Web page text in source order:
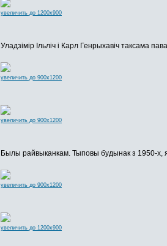
увеличить до 1200x900
Уладзімір Ільліч і Карл Генрыхавіч таксама
увеличить до 900x1200
увеличить до 900x1200
Былы райвыканкам. Тыповы будынак з 1950-х,
увеличить до 900x1200
увеличить до 1200x900